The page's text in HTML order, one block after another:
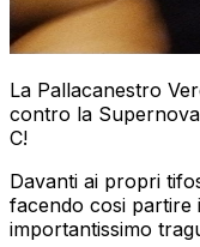
La Pallacanestro
contro la
C!
Davanti ai propri
facendo cosi partire
importantissimo